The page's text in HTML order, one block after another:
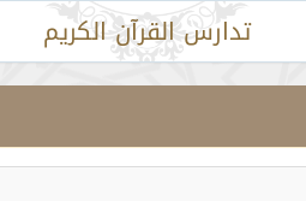
تدارس القرآن الكريم